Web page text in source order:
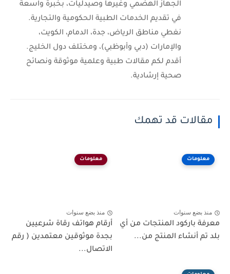
الجهاز الهضمي وغيرها وصيدليات، بخبرة واسعة
في تقديم الخدمات الطبية الحكومية والتجارية.
نغطي مناطق الرياض، جدة، الدمام، الكويت،
والإمارات (دبي وأبوظبي)، ومختلف دول الخليج.
أقدم لكم مقالات طبية وعلمية موثوقة ونصائح
صحية إرشادية.
مقالات قد تهمك
معلومات
منذ بضع سنوات
معرفة باركود المنتجات من أي
بلد تم أنشاء المنتج من...
معلومات
منذ بضع سنوات
أرقام هواتف رقاة شرعيين
بجدة موثوقين معتمدين ( رقم
الاتصال...